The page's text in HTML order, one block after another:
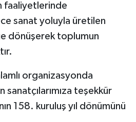
faaliyetlerinde
sanat yoluyla üretilen
dönüşerek toplumun
organizasyonda
sanatçılarımıza teşekkür
158. kuruluş yıl dönümünü